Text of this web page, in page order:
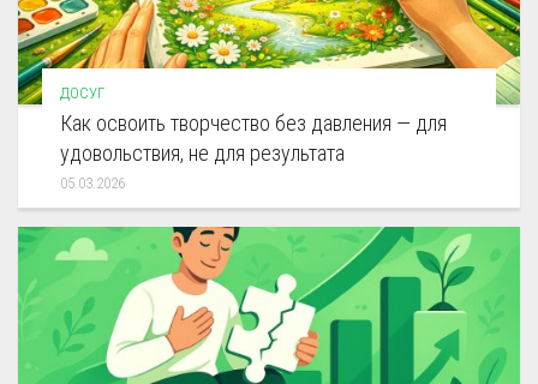
ДОСУГ
Как освоить творчество без давления — для
удовольствия, не для результата
05.03.2026